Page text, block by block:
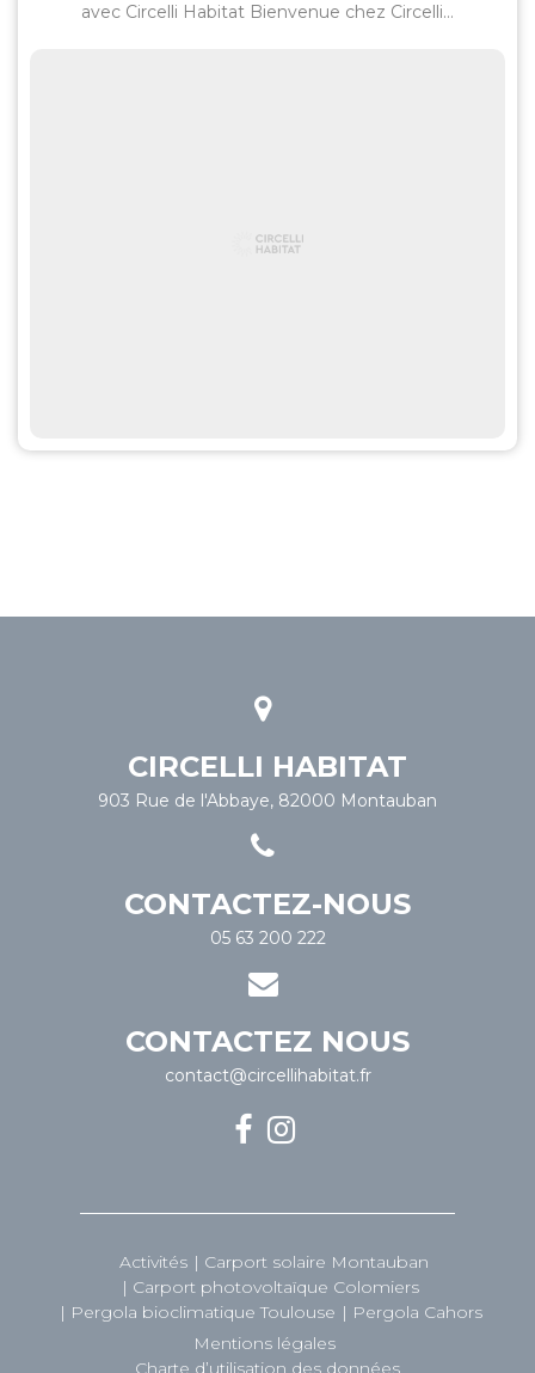
avec Circelli Habitat Bienvenue chez Circelli...
CIRCELLI HABITAT
903 Rue de l'Abbaye, 82000 Montauban
CONTACTEZ-NOUS
05 63 200 222
CONTACTEZ NOUS
contact@circellihabitat.fr
Activités
Carport solaire Montauban
Carport photovoltaïque Colomiers
Pergola bioclimatique Toulouse
Pergola Cahors
Mentions légales
Charte d’utilisation des données